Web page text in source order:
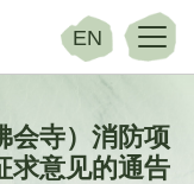
EN
会寺）消防项
求意见的通告